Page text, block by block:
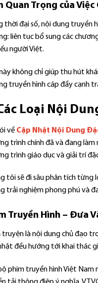
Quan Trọng của
thời đại số, nội dung truyền
liên tục bổ sung các
người Việt.
không chỉ giúp thu hút
truyền hình cáp đầy cạnh
Loại Nội
về Cập Nhật Nội Dung
trình chính đã và đang làm
trình giáo dục và giải trí
tôi sẽ đi sâu phân tích từng
trải nghiệm phong phú và
Truyền Hình – Đưa
truyện là nội dung chủ đạo
đều hướng tới khai thác
phim truyền hình Việt Nam